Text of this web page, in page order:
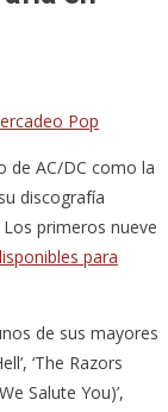
Pop
de AC/DC como la
discografía
primeros nueve
para
de sus mayores
‘The Razors
Salute You)’,